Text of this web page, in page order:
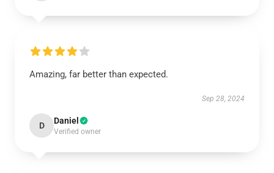
Amazing, far better than expected.
Sep 28, 2024
D Daniel
Verified owner